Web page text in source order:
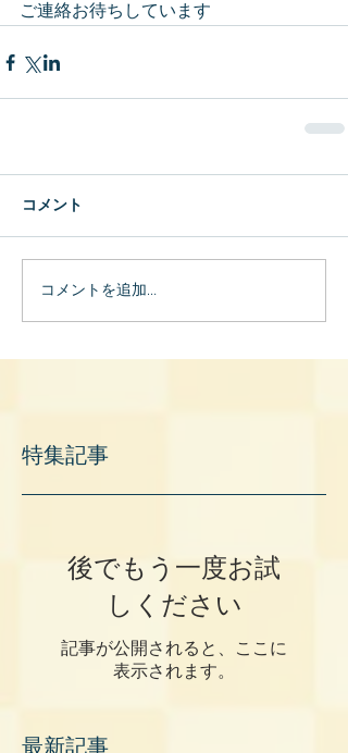
ご連絡お待ちしています
コメント
コメントを追加…
特集記事
後でもう一度お試
しください
記事が公開されると、ここに
表示されます。